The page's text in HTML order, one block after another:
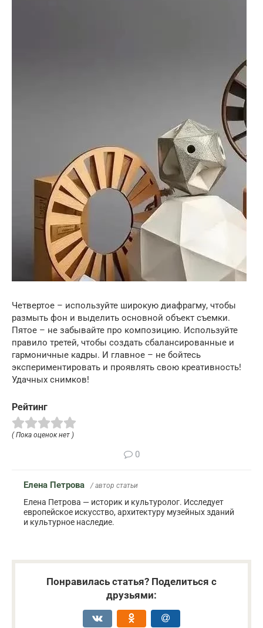
Четвертое – используйте широкую диафрагму, чтобы
размыть фон и выделить основной объект съемки.
Пятое – не забывайте про композицию. Используйте
правило третей, чтобы создать сбалансированные и
гармоничные кадры. И главное – не бойтесь
экспериментировать и проявлять свою креативность!
Удачных снимков!
Рейтинг
( Пока оценок нет )
0
Елена Петрова / автор статьи
Елена Петрова — историк и культуролог. Исследует
европейское искусство, архитектуру музейных зданий
и культурное наследие.
Понравилась статья? Поделиться с
друзьями: